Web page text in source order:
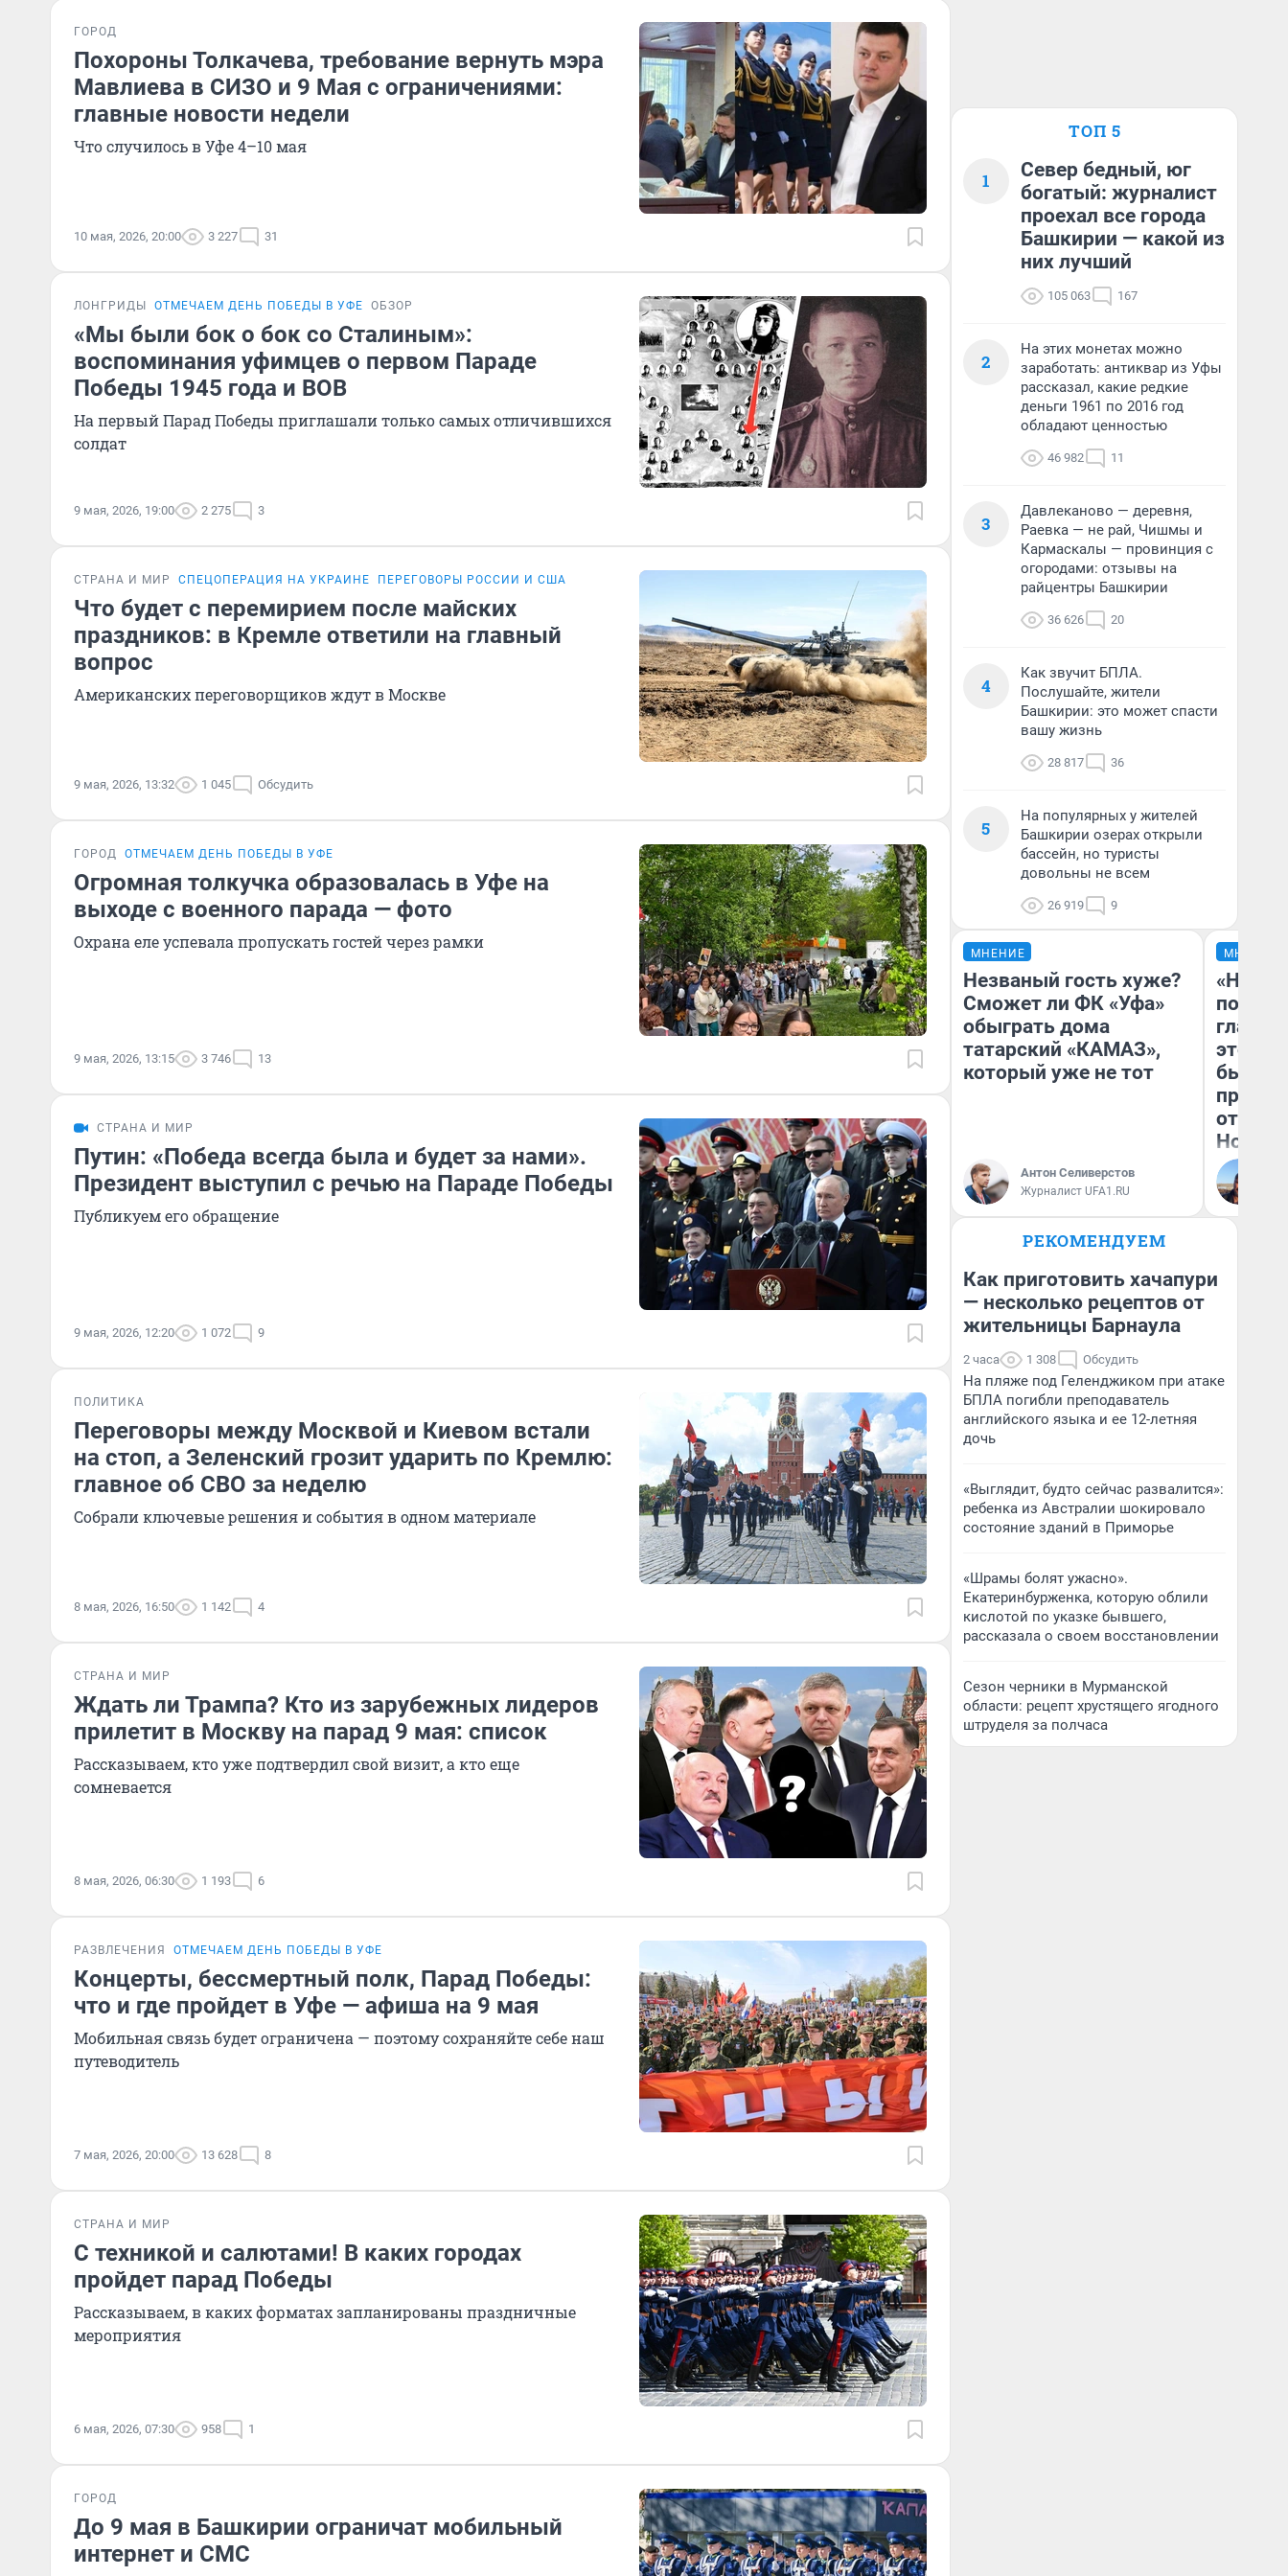
ГОРОД
Похороны Толкачева, требование вернуть мэра
Мавлиева в СИЗО и 9 Мая с ограничениями:
главные новости недели
Что случилось в Уфе 4–10 мая
10 мая, 2026, 20:00 3 227 31
ЛОНГРИДЫ ОТМЕЧАЕМ ДЕНЬ ПОБЕДЫ В УФЕ ОБЗОР
«Мы были бок о бок со Сталиным»:
воспоминания уфимцев о первом Параде
Победы 1945 года и ВОВ
На первый Парад Победы приглашали только самых отличившихся
солдат
9 мая, 2026, 19:00 2 275 3
СТРАНА И МИР СПЕЦОПЕРАЦИЯ НА УКРАИНЕ ПЕРЕГОВОРЫ РОССИИ И США
Что будет с перемирием после майских
праздников: в Кремле ответили на главный
вопрос
Американских переговорщиков ждут в Москве
9 мая, 2026, 13:32 1 045 Обсудить
ГОРОД ОТМЕЧАЕМ ДЕНЬ ПОБЕДЫ В УФЕ
Огромная толкучка образовалась в Уфе на
выходе с военного парада — фото
Охрана еле успевала пропускать гостей через рамки
9 мая, 2026, 13:15 3 746 13
СТРАНА И МИР
Путин: «Победа всегда была и будет за нами».
Президент выступил с речью на Параде Победы
Публикуем его обращение
9 мая, 2026, 12:20 1 072 9
ПОЛИТИКА
Переговоры между Москвой и Киевом встали
на стоп, а Зеленский грозит ударить по Кремлю:
главное об СВО за неделю
Собрали ключевые решения и события в одном материале
8 мая, 2026, 16:50 1 142 4
СТРАНА И МИР
Ждать ли Трампа? Кто из зарубежных лидеров
прилетит в Москву на парад 9 мая: список
Рассказываем, кто уже подтвердил свой визит, а кто еще
сомневается
8 мая, 2026, 06:30 1 193 6
РАЗВЛЕЧЕНИЯ ОТМЕЧАЕМ ДЕНЬ ПОБЕДЫ В УФЕ
Концерты, бессмертный полк, Парад Победы:
что и где пройдет в Уфе — афиша на 9 мая
Мобильная связь будет ограничена — поэтому сохраняйте себе наш
путеводитель
7 мая, 2026, 20:00 13 628 8
СТРАНА И МИР
С техникой и салютами! В каких городах
пройдет парад Победы
Рассказываем, в каких форматах запланированы праздничные
мероприятия
6 мая, 2026, 07:30 958 1
ГОРОД
До 9 мая в Башкирии ограничат мобильный
интернет и СМС
ТОП 5
1
Север бедный, юг
богатый: журналист
проехал все города
Башкирии — какой из
них лучший
105 063 167
2
На этих монетах можно
заработать: антиквар из Уфы
рассказал, какие редкие
деньги 1961 по 2016 год
обладают ценностью
46 982 11
3
Давлеканово — деревня,
Раевка — не рай, Чишмы и
Кармаскалы — провинция с
огородами: отзывы на
райцентры Башкирии
36 626 20
4
Как звучит БПЛА.
Послушайте, жители
Башкирии: это может спасти
вашу жизнь
28 817 36
5
На популярных у жителей
Башкирии озерах открыли
бассейн, но туристы
довольны не всем
26 919 9
МНЕНИЕ
Незваный гость хуже?
Сможет ли ФК «Уфа»
обыграть дома
татарский «КАМАЗ»,
который уже не тот
Антон Селиверстов
Журналист UFA1.RU
МНЕНИЕ
этого
бьет
отзыв
Нолана
РЕКОМЕНДУЕМ
Как приготовить хачапури
— несколько рецептов от
жительницы Барнаула
2 часа 1 308 Обсудить
На пляже под Геленджиком при атаке
БПЛА погибли преподаватель
английского языка и ее 12-летняя
дочь
«Выглядит, будто сейчас развалится»:
ребенка из Австралии шокировало
состояние зданий в Приморье
«Шрамы болят ужасно».
Екатеринбурженка, которую облили
кислотой по указке бывшего,
рассказала о своем восстановлении
Сезон черники в Мурманской
области: рецепт хрустящего ягодного
штруделя за полчаса